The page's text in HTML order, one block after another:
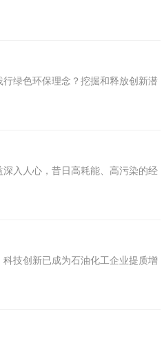
绿色环保理念？挖掘和释放创新潜
入人心，昔日高耗能、高污染的经
技创新已成为石油化工企业提质增